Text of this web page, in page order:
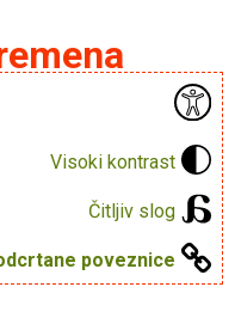
Visoki kontrast
Čitljiv slog
poveznice
knjiga.